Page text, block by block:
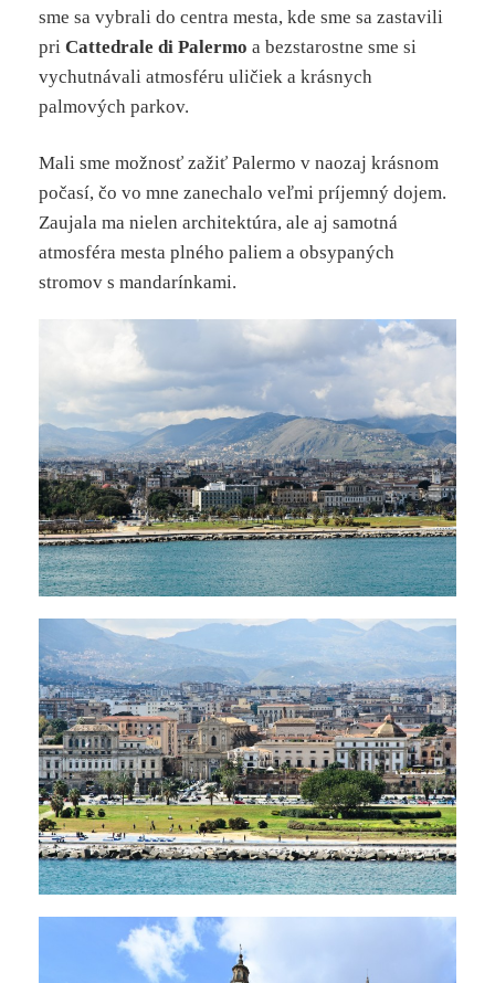
sme sa vybrali do centra mesta, kde sme sa zastavili
priCattedrale di Palermo a bezstarostne sme si
vychutnávali atmosféru uličiek a krásnych
palmových parkov.
Mali sme možnosť zažiť Palermo v naozaj krásnom
počasí, čo vo mne zanechalo veľmi príjemný dojem.
Zaujala ma nielen architektúra, ale aj samotná
atmosféra mesta plného paliem a obsypaných
stromov s mandarínkami.